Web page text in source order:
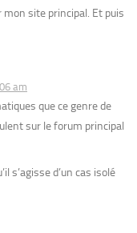
mon site principal. Et puis
am
que ce genre de
sur le forum principal
s’agisse d’un cas isolé